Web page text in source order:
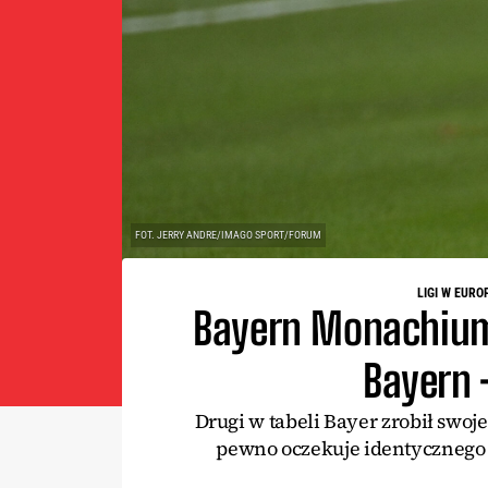
FOT. JERRY ANDRE/IMAGO SPORT/FORUM
LIGI W
Bayern
Bayern
Drugi w tabeli Bayer zrobił
pewno oczekuje